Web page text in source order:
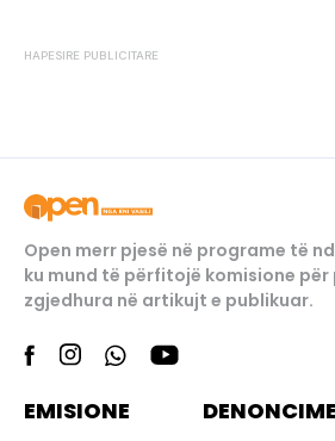
Open merr pjesë në programe të
ku mund të përfitojë komisione
zgjedhura në artikujt e publikuar.
EMISIONE
DENONCIME